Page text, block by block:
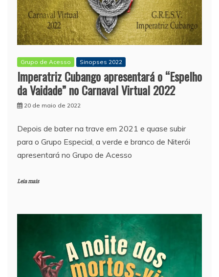
Grupo de Acesso Sinopses 2022
Imperatriz Cubango apresentará o “Espelho
da Vaidade” no Carnaval Virtual 2022
20 de maio de 2022
Depois de bater na trave em 2021 e quase subir
para o Grupo Especial, a verde e branco de Niterói
apresentará no Grupo de Acesso
Leia mais